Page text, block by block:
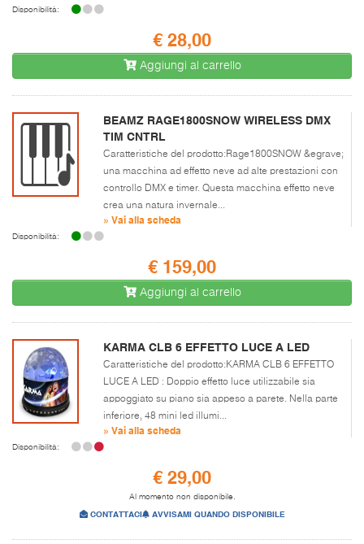
Disponibilità:
€ 28,00
Aggiungi al carrello
BEAMZ RAGE1800SNOW WIRELESS DMX
TIM CNTRL
Caratteristiche del prodotto:Rage1800SNOW &egrave;
una macchina ad effetto neve ad alte prestazioni con
controllo DMX e timer. Questa macchina effetto neve
crea una natura invernale...
» Vai alla scheda
Disponibilità:
€ 159,00
Aggiungi al carrello
KARMA CLB 6 EFFETTO LUCE A LED
Caratteristiche del prodotto:KARMA CLB 6 EFFETTO
LUCE A LED : Doppio effetto luce utilizzabile sia
appoggiato su piano sia appeso a parete. Nella parte
inferiore, 48 mini led illumi...
» Vai alla scheda
Disponibilità:
€ 29,00
Al momento non disponibile.
CONTATTACI AVVISAMI QUANDO DISPONIBILE